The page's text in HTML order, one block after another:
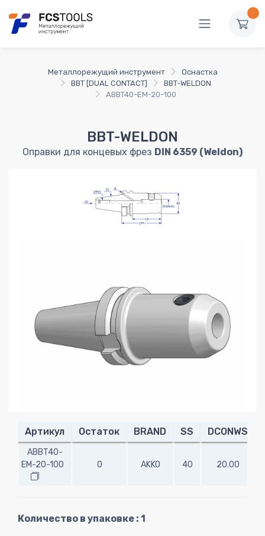
Металлорежущий инструмент
Оснастка
BBT [DUAL CONTACT]
BBT-WELDON
ABBT40-EM-20-100
BBT-WELDON
Оправки для концевых фрез DIN 6359 (Weldon)
Артикул Остаток BRAND SS DCONWS
ABBT40-
EM-20-100
0 AKKO 40 20.00
Количество в упаковке : 1